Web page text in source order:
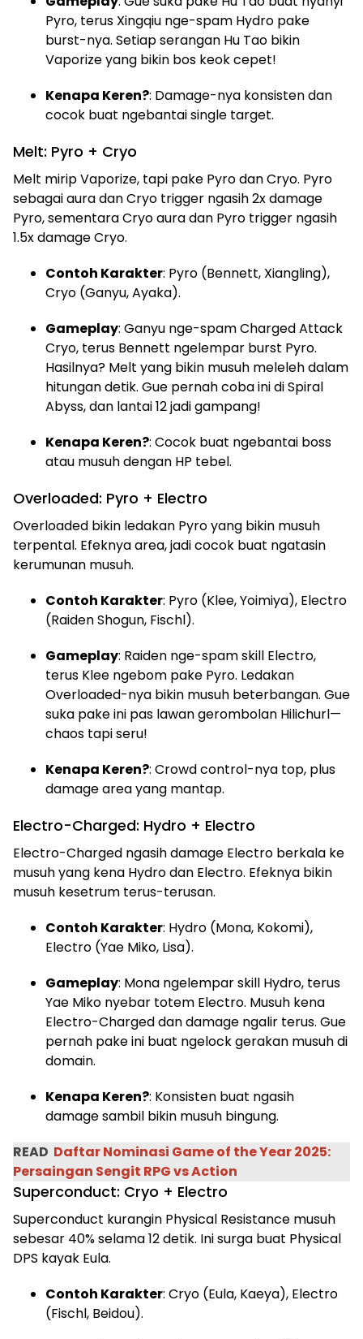
Pyro, terus Xingqiu nge-spam Hydro pake
burst-nya. Setiap serangan Hu Tao bikin
Vaporize yang bikin bos keok cepet!
Kenapa Keren?: Damage-nya konsisten dan
cocok buat ngebantai single target.
Melt: Pyro + Cryo
Melt mirip Vaporize, tapi pake Pyro dan Cryo. Pyro
sebagai aura dan Cryo trigger ngasih 2x damage
Pyro, sementara Cryo aura dan Pyro trigger ngasih
1.5x damage Cryo.
Contoh Karakter: Pyro (Bennett, Xiangling),
Cryo (Ganyu, Ayaka).
Gameplay: Ganyu nge-spam Charged Attack
Cryo, terus Bennett ngelempar burst Pyro.
Hasilnya? Melt yang bikin musuh meleleh dalam
hitungan detik. Gue pernah coba ini di Spiral
Abyss, dan lantai 12 jadi gampang!
Kenapa Keren?: Cocok buat ngebantai boss
atau musuh dengan HP tebel.
Overloaded: Pyro + Electro
Overloaded bikin ledakan Pyro yang bikin musuh
terpental. Efeknya area, jadi cocok buat ngatasin
kerumunan musuh.
Contoh Karakter: Pyro (Klee, Yoimiya), Electro
(Raiden Shogun, Fischl).
Gameplay: Raiden nge-spam skill Electro,
terus Klee ngebom pake Pyro. Ledakan
Overloaded-nya bikin musuh beterbangan. Gue
suka pake ini pas lawan gerombolan Hilichurl—
chaos tapi seru!
Kenapa Keren?: Crowd control-nya top, plus
damage area yang mantap.
Electro-Charged: Hydro + Electro
Electro-Charged ngasih damage Electro berkala ke
musuh yang kena Hydro dan Electro. Efeknya bikin
musuh kesetrum terus-terusan.
Contoh Karakter: Hydro (Mona, Kokomi),
Electro (Yae Miko, Lisa).
Gameplay: Mona ngelempar skill Hydro, terus
Yae Miko nyebar totem Electro. Musuh kena
Electro-Charged dan damage ngalir terus. Gue
pernah pake ini buat ngelock gerakan musuh di
domain.
Kenapa Keren?: Konsisten buat ngasih
damage sambil bikin musuh bingung.
READ Daftar Nominasi Game of the Year 2025:
Persaingan Sengit RPG vs Action
Superconduct: Cryo + Electro
Superconduct kurangin Physical Resistance musuh
sebesar 40% selama 12 detik. Ini surga buat Physical
DPS kayak Eula.
Contoh Karakter: Cryo (Eula, Kaeya), Electro
(Fischl, Beidou).